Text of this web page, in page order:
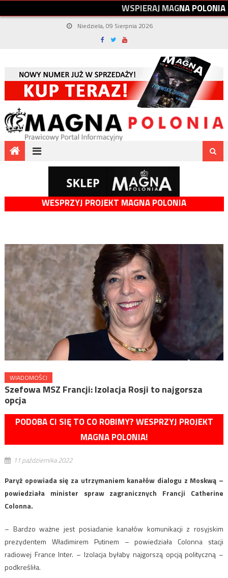
WSPIERAJMAGNAPOLONIA
Niedziela, 09 Sierpnia 2026
WESPRZYJ PROJEKT MAGNA POLONIA
WIADOMOŚCI
Szefowa MSZ Francji: Izolacja Rosji to najgorsza
opcja
PODOBA CI SIĘ TO CO ROBIMY? WESPRZYJ PROJEKT
MAGNA POLONIA!
11 października 2022
Paryż opowiada się za utrzymaniem kanałów dialogu z Moskwą –
powiedziała minister spraw zagranicznych Francji Catherine
Colonna.
– Bardzo ważne jest posiadanie kanałów komunikacji z rosyjskim
prezydentem Władimirem Putinem – powiedziała Colonna stacji
radiowej France Inter. – Izolacja byłaby najgorszą opcją polityczną –
podkreśliła.